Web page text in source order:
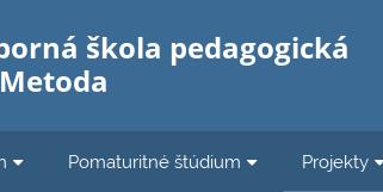
škola pedagogická
Pomaturitné štúdium Projekty